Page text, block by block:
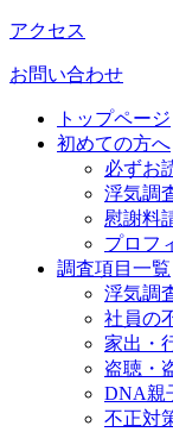
アクセス
お問い合わせ
トップページ
初めての方へ
必ずお
浮気調
慰謝料
プロフ
調査項目一覧
浮気調
社員の
家出・
盗聴・
DNA親
不正対